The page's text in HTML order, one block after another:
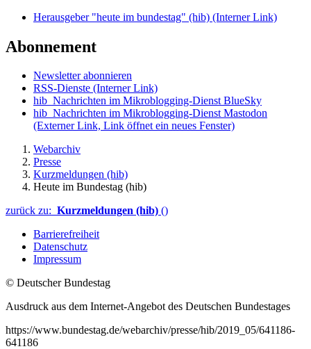
Herausgeber "heute im bundestag" (hib) (Interner Link)
Abonnement
Newsletter abonnieren
RSS-Dienste (Interner Link)
hib_Nachrichten im Mikroblogging-Dienst BlueSky
hib_Nachrichten im Mikroblogging-Dienst Mastodon
(Externer Link, Link öffnet ein neues Fenster)
Webarchiv
Presse
Kurzmeldungen (hib)
Heute im Bundestag (hib)
zurück zu: Kurzmeldungen (hib) ()
Barrierefreiheit
Datenschutz
Impressum
© Deutscher Bundestag
Ausdruck aus dem Internet-Angebot des Deutschen Bundestages
https://www.bundestag.de/webarchiv/presse/hib/2019_05/641186-
641186